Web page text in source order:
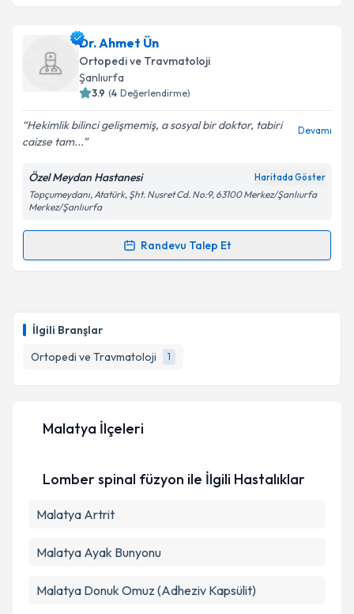
İlgili Branşlar
Ortopedi ve Travmatoloji
1
Ass. Dr. İrfan Tepeiçin randevu takvimi talebi
oluşturun. Size bu uzmandan randevu almanız için bir
takvim hazırlandığında e-posta ile bilgilendireceğiz.
Kişisel verilerimin işlenmesine ilişkin
Aydınlatma
Metni'ni okudum ve kişisel verilerimin belirtilen
kapsamda işlenmesini kabul ediyorum.
Takvim Talebini Gönder
Dr. Ahmet Ün
Ortopedi ve Travmatoloji
Şanlıurfa
3.9 (4 Değerlendirme)
Hekimlik bilinci gelişmemiş, a sosyal bir doktor, tabiri
caizse tam...
Devamı
Özel Meydan Hastanesi Haritada Göster
Topçumeydanı, Atatürk, Şht. Nusret Cd. No:9, 63100 Merkez/Şanlıurfa
Merkez/Şanlıurfa
Randevu Talep Et
Randevu Takvimi Talebi
hazırlandığında e-posta ile bilgilendireceğiz.
kapsamda işlenmesini kabul ediyorum.
Malatya İlçeleri
Lomber spinal füzyon ile İlgili Hastalıklar
Malatya Artrit
Malatya Ayak Bunyonu
Malatya Donuk Omuz (Adheziv Kapsülit)